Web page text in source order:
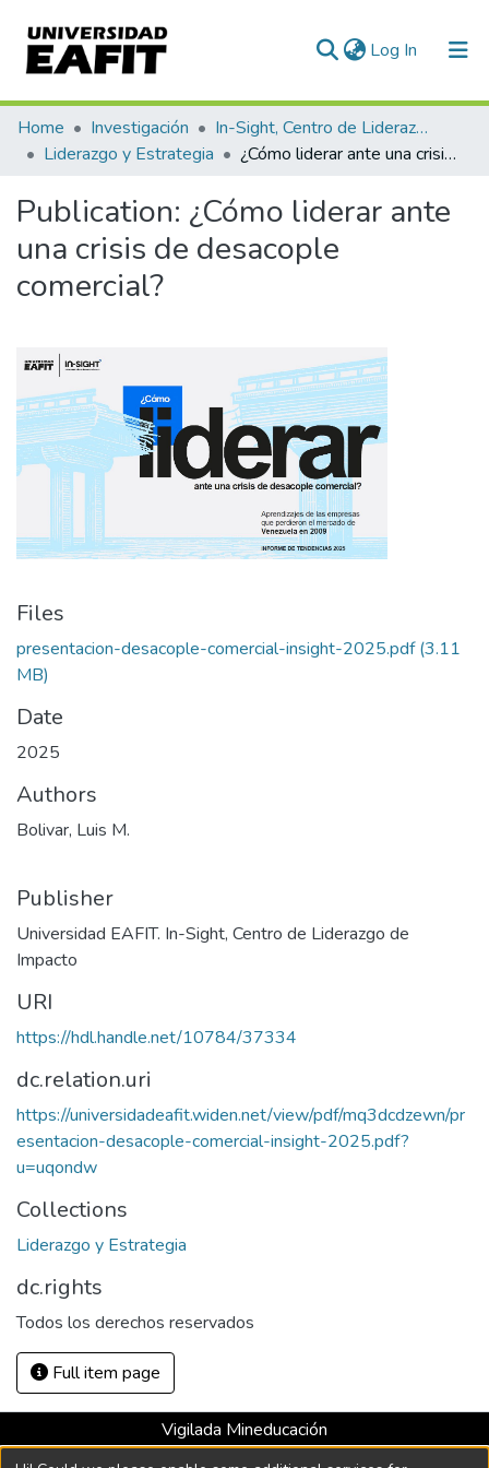
Log In (current)
Communities & Collections
All of DSpace
Statistics
Home Investigación
In-Sight, Centro de Liderazgo de Impacto
Liderazgo y Estrategia
¿Cómo liderar ante una crisis de desacople comercial?
Publication: ¿Cómo liderar ante
una crisis de desacople
comercial?
Files
presentacion-desacople-comercial-insight-2025.pdf(3.11
MB)
Date
2025
Authors
Bolivar, Luis M.
Publisher
Universidad EAFIT. In-Sight, Centro de Liderazgo de
Impacto
URI
https://hdl.handle.net/10784/37334
dc.relation.uri
https://universidadeafit.widen.net/view/pdf/mq3dcdzewn/pr
esentacion-desacople-comercial-insight-2025.pdf?
u=uqondw
Collections
Liderazgo y Estrategia
dc.rights
Todos los derechos reservados
Full item page
Vigilada Mineducación
Universidad con Acreditación Institucional hasta 2026 -